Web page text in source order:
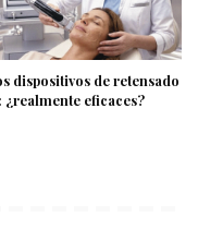
dispositivos de retensado
¿realmente eficaces?